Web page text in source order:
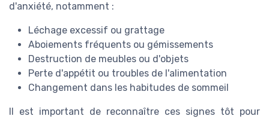
d'anxiété, notamment :
Léchage excessif ou grattage
Aboiements fréquents ou gémissements
Destruction de meubles ou d'objets
Perte d'appétit ou troubles de l'alimentation
Changement dans les habitudes de sommeil
Il est important de reconnaître ces signes tôt pour